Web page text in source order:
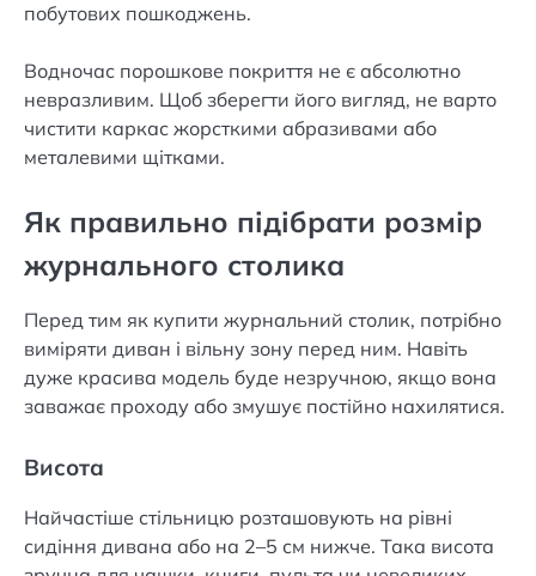
побутових пошкоджень.
Водночас порошкове покриття не є абсолютно
невразливим. Щоб зберегти його вигляд, не варто
чистити каркас жорсткими абразивами або
металевими щітками.
Як правильно підібрати розмір
журнального столика
Перед тим як купити журнальний столик, потрібно
виміряти диван і вільну зону перед ним. Навіть
дуже красива модель буде незручною, якщо вона
заважає проходу або змушує постійно нахилятися.
Висота
Найчастіше стільницю розташовують на рівні
сидіння дивана або на 2–5 см нижче. Така висота